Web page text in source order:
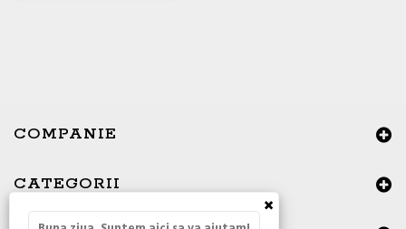
COMPANIE
CATEGORII
×